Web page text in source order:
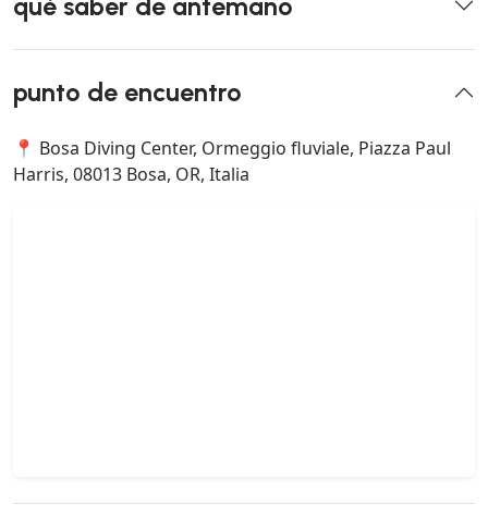
qué saber de antemano
punto de encuentro
📍 Bosa Diving Center, Ormeggio fluviale, Piazza Paul
Harris, 08013 Bosa, OR, Italia